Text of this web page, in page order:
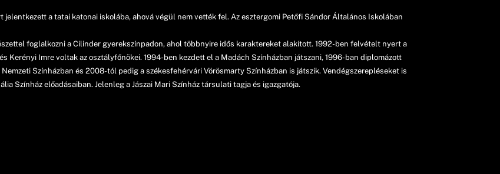
a tatai katonai iskolába, ahová végül nem vették fel. Az esztergomi Petőfi Sándor Általános Iskolában
foglalkozni a Cilinder gyerekszínpadon, ahol többnyire idős karaktereket alakított. 1992-ben felvételt nyert a
Kerényi Imre voltak az osztályfőnökei. 1994-ben kezdett el a Madách Színházban játszani, 1996-ban diplomázott
Színházban és 2008-tól pedig a székesfehérvári Vörösmarty Színházban is játszik. Vendégszerepléseket is
Színház előadásaiban. Jelenleg a Jászai Mari Színház társulati tagja és igazgatója.